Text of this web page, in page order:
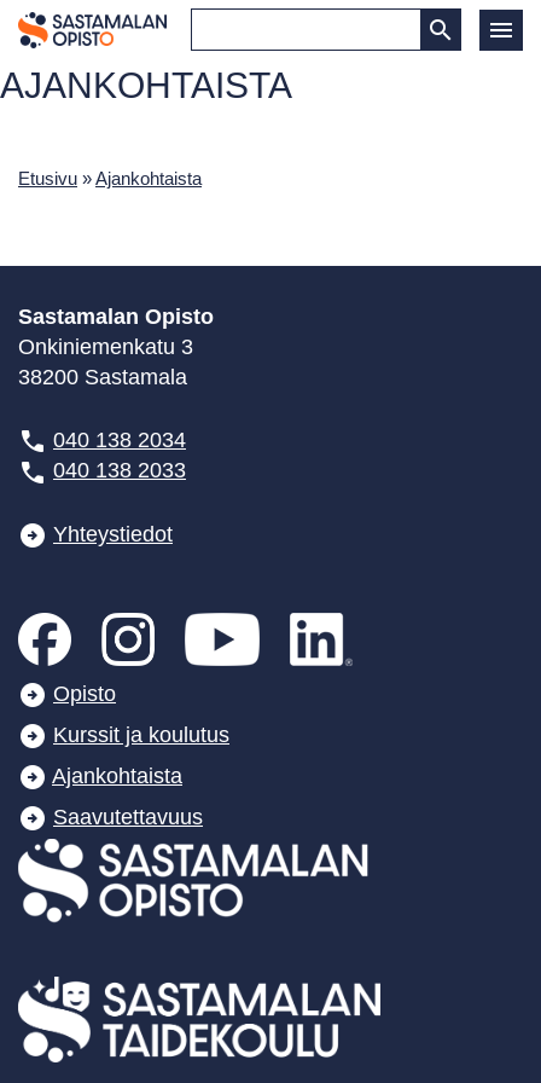
AJANKOHTAISTA
Etusivu »Ajankohtaista
Sastamalan Opisto
Onkiniemenkatu 3
38200 Sastamala
040 138 2034
040 138 2033
Yhteystiedot
Opisto
Kurssit ja koulutus
Ajankohtaista
Saavutettavuus